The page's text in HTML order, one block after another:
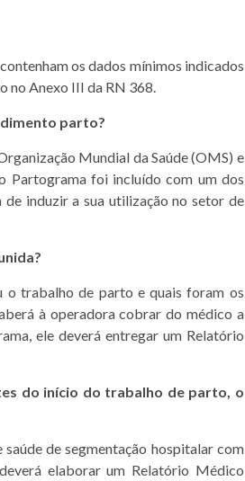
os dados mínimos indicados
no Anexo III da RN 368.
parto?
Mundial da Saúde (OMS) e
Partograma foi incluído com um dos
induzir a sua utilização no setor de
o trabalho de parto e quais foram os
à operadora cobrar do médico a
ele deverá entregar um Relatório
do início do trabalho de parto, o
de segmentação hospitalar com
elaborar um Relatório Médico